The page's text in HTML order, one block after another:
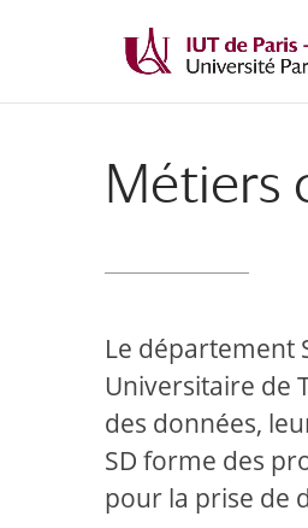
Métiers
Le département
Universitaire de
des données,
SD forme des
pour la prise de